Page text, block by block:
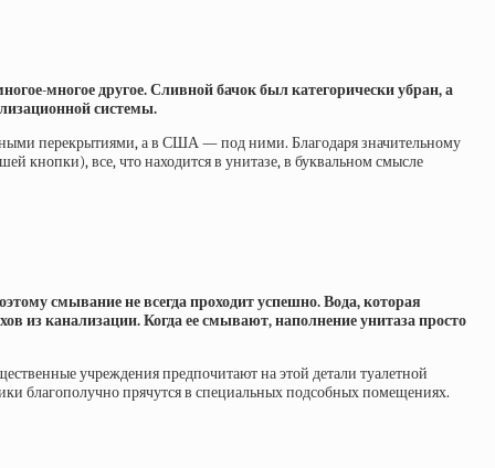
многое другое. Сливной бачок был категорически убран, а
системы.
перекрытиями, а в США — под ними. Благодаря значительному
кнопки), все, что находится в унитазе, в буквальном смысле
смывание не всегда проходит успешно. Вода, которая
из канализации. Когда ее смывают, наполнение унитаза просто
учреждения предпочитают на этой детали туалетной
благополучно прячутся в специальных подсобных помещениях.